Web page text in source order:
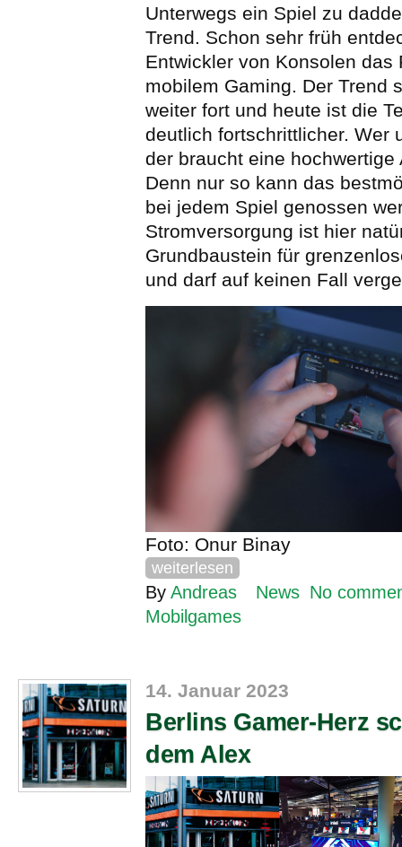
Unterwegs ein Spiel zu
Trend. Schon sehr früh
Entwickler von Konsolen das
mobilem Gaming. Der Trend
weiter fort und heute ist die
deutlich fortschrittlicher. Wer
der braucht eine hochwertige
Denn nur so kann das
bei jedem Spiel genossen
Stromversorgung ist hier
Grundbaustein für
und darf auf keinen Fall
Foto: Onur Binay
weiterlesen
By Andreas News No
Mobilgames
14. Januar 2023
Berlins Gamer-Herz
dem Alex